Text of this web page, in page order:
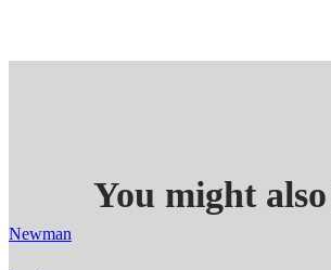
You might
Newman